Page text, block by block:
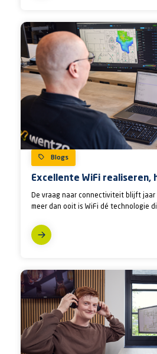
Blogs
Excellente WiFi realiseren,
De vraag naar connectiviteit blijft jaar
meer dan ooit is WiFi dé technologie